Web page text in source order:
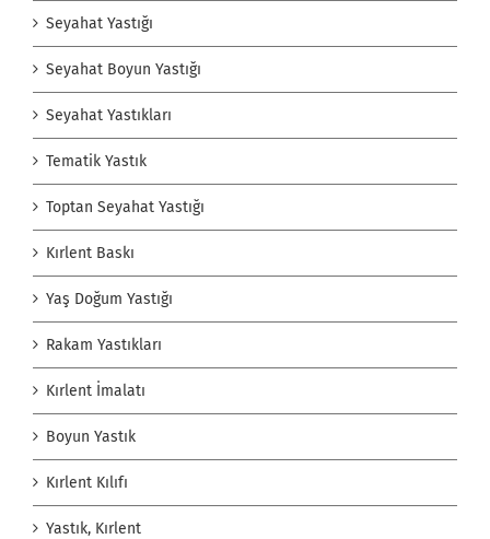
Seyahat Yastığı
Seyahat Boyun Yastığı
Seyahat Yastıkları
Tematik Yastık
Toptan Seyahat Yastığı
Kırlent Baskı
Yaş Doğum Yastığı
Rakam Yastıkları
Kırlent İmalatı
Boyun Yastık
Kırlent Kılıfı
Yastık, Kırlent